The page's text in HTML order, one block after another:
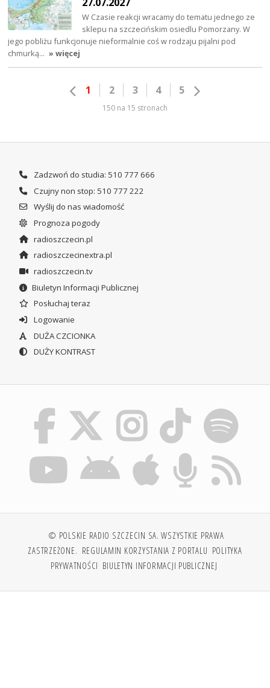
W Czasie reakcji wracamy do tematu jednego ze
sklepu na szczecińskim osiedlu Pomorzany. W
jego pobliżu funkcjonuje nieformalnie coś w rodzaju pijalni pod
chmurką… » więcej
1 2 3 4 5
150 na 15 stronach
Zadzwoń do studia: 510 777 666
Czujny non stop: 510 777 222
Wyślij do nas wiadomość
Prognoza pogody
radioszczecin.pl
radioszczecinextra.pl
radioszczecin.tv
Biuletyn Informacji Publicznej
Posłuchaj teraz
Logowanie
DUŻA CZCIONKA
DUŻY KONTRAST
© POLSKIE RADIO SZCZECIN SA. WSZYSTKIE PRAWA
ZASTRZEŻONE. REGULAMIN KORZYSTANIA Z PORTALU POLITYKA
PRYWATNOŚCI BIULETYN INFORMACJI PUBLICZNEJ